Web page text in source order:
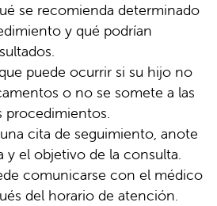
se recomienda determinado
y qué podrían
puede ocurrir si su hijo no
o no se somete a las
procedimientos.
cita de seguimiento, anote
y el objetivo de la consulta.
comunicarse con el médico
del horario de atención.